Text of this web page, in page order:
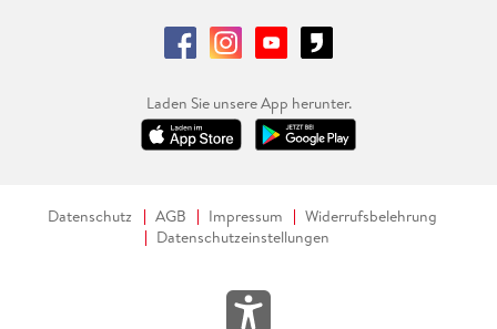
Laden Sie unsere App herunter.
Datenschutz AGB Impressum
Widerrufsbelehrung
Datenschutzeinstellungen